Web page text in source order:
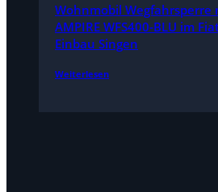
Wohnmobil Wegfahrsperre
AMPIRE WFS400-BLU im
Einbau Singen
Weiterlesen